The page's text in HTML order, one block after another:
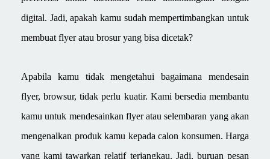
digital. Jadi, apakah kamu sudah mempertimbangkan untuk
membuat flyer atau brosur yang bisa dicetak?
Apabila kamu tidak mengetahui bagaimana mendesain
flyer, browsur, tidak perlu kuatir. Kami bersedia membantu
kamu untuk mendesainkan flyer atau selembaran yang akan
mengenalkan produk kamu kepada calon konsumen. Harga
yang kami tawarkan relatif terjangkau. Jadi, buruan pesan